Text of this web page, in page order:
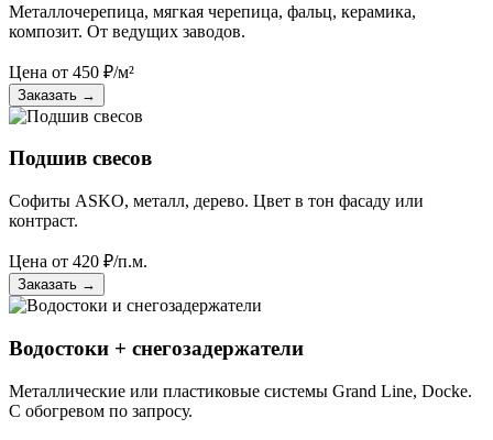
Металлочерепица, мягкая черепица, фальц, керамика,
композит. От ведущих заводов.
Цена от 450 ₽/м²
Заказать →
Подшив свесов
Софиты ASKO, металл, дерево. Цвет в тон фасаду или
контраст.
Цена от 420 ₽/п.м.
Заказать →
Водостоки + снегозадержатели
Металлические или пластиковые системы Grand Line, Docke.
С обогревом по запросу.